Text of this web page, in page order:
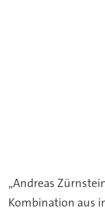
„Andreas
Kombination aus